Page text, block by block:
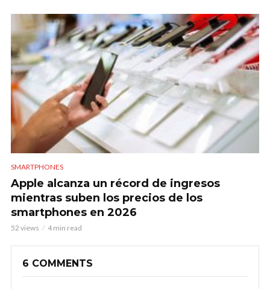
SMARTPHONES
Apple alcanza un récord de ingresos
mientras suben los precios de los
smartphones en 2026
52 views 4 min read
6 COMMENTS